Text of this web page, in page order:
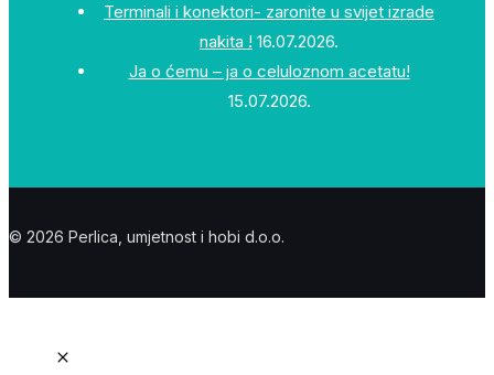
Terminali i konektori- zaronite u svijet izrade
nakita ! 16.07.2026.
Ja o ćemu – ja o celuloznom acetatu!
15.07.2026.
© 2026 Perlica, umjetnost i hobi d.o.o.